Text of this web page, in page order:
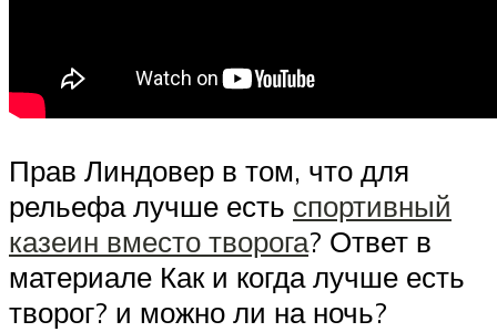
Прав Линдовер в том, что для
рельефа лучше есть спортивный
казеин вместо творога? Ответ в
материале Как и когда лучше есть
творог? и можно ли на ночь?